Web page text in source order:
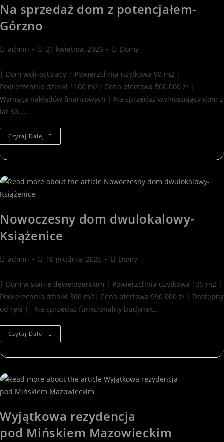
Na sprzedaż dom z potencjałem-
Górzno
admin 21 kwietnia, 2026 Domy
| Dom wolnostojący | Powierzchnia użytkowa 90 m2 |
Powierzchnia działki 1100 m2| Cena ofertowa 500 000 zł |
Wymaga nakładów finansowych | Na sprzedaż wolnostojący dom z
lat 60.,…
Czytaj Dalej
Nowoczesny dom dwulokalowy-
Książenice
admin 10 grudnia, 2025 Domy
| Dom w stanie deweloperskim | Powierzchnia użytkowa 135 m2 |
Powierzchnia działki 300 m2| Cena ofertowa 990 000 zł | Dostępny
od ręki | Na sprzedaż funkcjonalny budynek…
Czytaj Dalej
Wyjątkowa rezydencja
pod Mińskiem Mazowieckim